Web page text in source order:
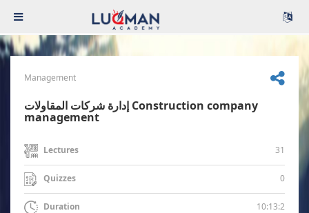
Management
إدارة شركات المقاولات Construction company
management
Lectures 31
Quizzes 0
Duration 10:13:2